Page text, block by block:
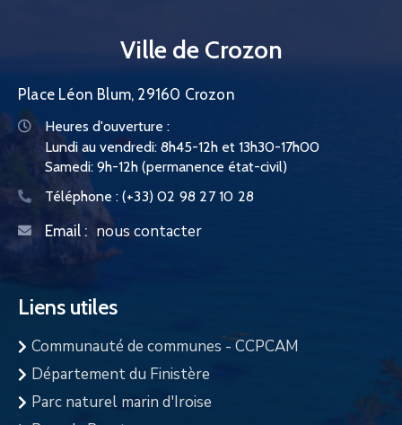
Ville de Crozon
Place Léon Blum, 29160 Crozon
Heures d'ouverture :
Lundi au vendredi: 8h45-12h et 13h30-17h00
Samedi: 9h-12h (permanence état-civil)
Téléphone : (+33) 02 98 27 10 28
Email : nous contacter
Liens utiles
Communauté de communes - CCPCAM
Département du Finistère
Parc naturel marin d'Iroise